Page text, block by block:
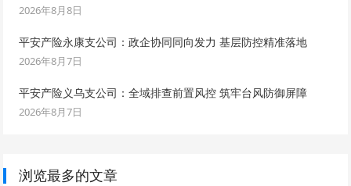
2026年8月8日
平安产险永康支公司：政企协同同向发力 基层防控精准落地
2026年8月7日
平安产险义乌支公司：全域排查前置风控 筑牢台风防御屏障
2026年8月7日
浏览最多的文章